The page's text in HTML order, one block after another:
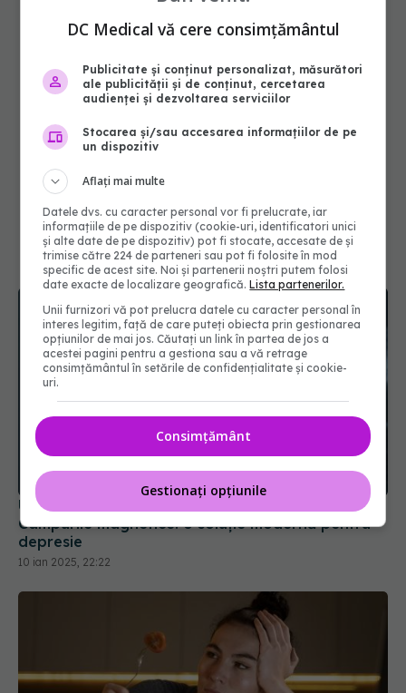
Un dispozitiv inovator pentru tratarea depresiei.
Câmpurile magnetice: o soluție modernă pentru
depresie
10 ian 2025, 22:22
DC Medical vă cere consimțământul
Publicitate și conținut personalizat, măsurători
ale publicității și de conținut, cercetarea
audienței și dezvoltarea serviciilor
Stocarea și/sau accesarea informațiilor de pe
un dispozitiv
Aflați mai multe
Datele dvs. cu caracter personal vor fi prelucrate, iar
informațiile de pe dispozitiv (cookie-uri, identificatori unici
și alte date de pe dispozitiv) pot fi stocate, accesate de și
trimise către 224 de parteneri sau pot fi folosite în mod
specific de acest site. Noi și partenerii noștri putem folosi
date exacte de localizare geografică.Lista partenerilor.
Unii furnizori vă pot prelucra datele cu caracter personal în
interes legitim, față de care puteți obiecta prin gestionarea
opțiunilor de mai jos. Căutați un link în partea de jos a
acestei pagini pentru a gestiona sau a vă retrage
consimțământul în setările de confidențialitate și cookie-
uri.
Consimțământ
Gestionați opțiunile